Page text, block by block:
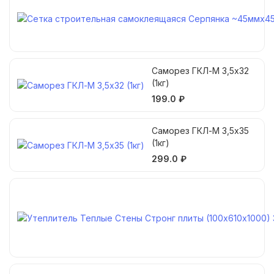
Саморез ГКЛ-М 3,5х32
(1кг)
199.0 ₽
Саморез ГКЛ-М 3,5х35
(1кг)
299.0 ₽